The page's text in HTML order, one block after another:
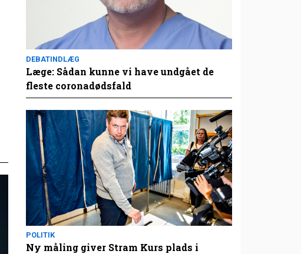
DEBATINDLÆG
Læge: Sådan kunne vi have undgået de
fleste coronadødsfald
POLITIK
Ny måling giver Stram Kurs plads i